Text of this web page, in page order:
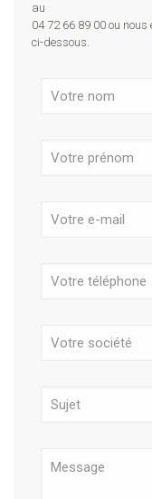
au
04 72 66 89 00 ou nous
ci-dessous.